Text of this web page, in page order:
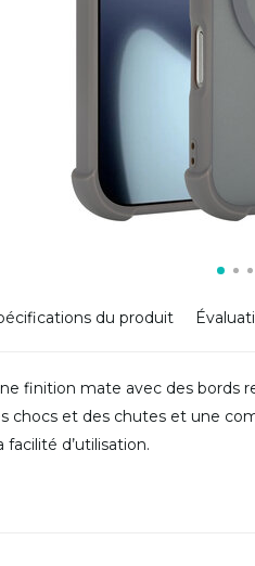
du produit
finition mate avec des bords
chocs et des chutes et une
d’utilisation.